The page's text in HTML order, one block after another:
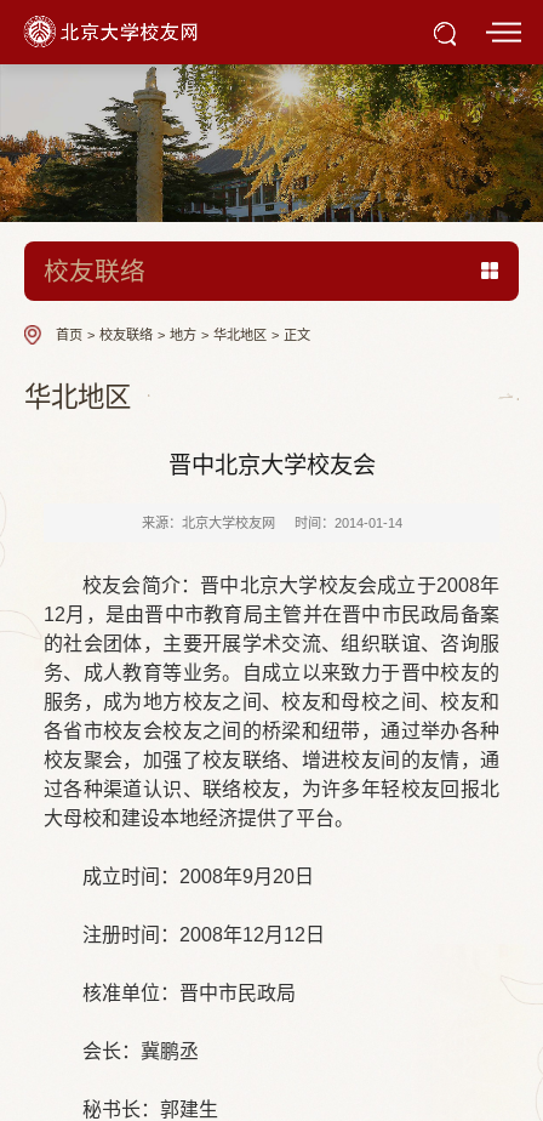
校友联络
首页 > 校友联络 > 地方 > 华北地区 > 正文
华北地区
晋中北京大学校友会
来源：北京大学校友网 时间：2014-01-14
校友会简介：晋中北京大学校友会成立于2008年
12月，是由晋中市教育局主管并在晋中市民政局备案
的社会团体，主要开展学术交流、组织联谊、咨询服
务、成人教育等业务。自成立以来致力于晋中校友的
服务，成为地方校友之间、校友和母校之间、校友和
各省市校友会校友之间的桥梁和纽带，通过举办各种
校友聚会，加强了校友联络、增进校友间的友情，通
过各种渠道认识、联络校友，为许多年轻校友回报北
大母校和建设本地经济提供了平台。
成立时间：2008年9月20日
注册时间：2008年12月12日
核准单位：晋中市民政局
会长：冀鹏丞
秘书长：郭建生